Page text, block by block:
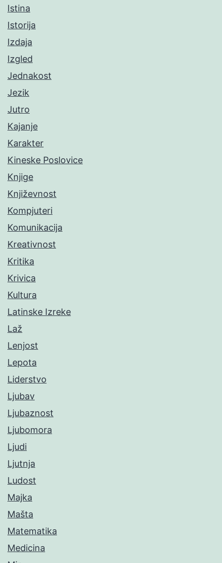
Istina
Istorija
Izdaja
Izgled
Jednakost
Jezik
Jutro
Kajanje
Karakter
Kineske Poslovice
Knjige
Književnost
Kompjuteri
Komunikacija
Kreativnost
Kritika
Krivica
Kultura
Latinske Izreke
Laž
Lenjost
Lepota
Liderstvo
Ljubav
Ljubaznost
Ljubomora
Ljudi
Ljutnja
Ludost
Majka
Mašta
Matematika
Medicina